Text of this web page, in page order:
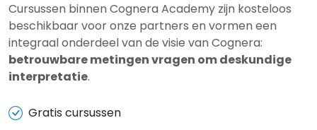
Cursussen binnen Cognera Academy zijn kosteloos
beschikbaar voor onze partners en vormen een
integraal onderdeel van de visie van Cognera:
betrouwbare metingen vragen om deskundige
interpretatie.
Gratis cursussen